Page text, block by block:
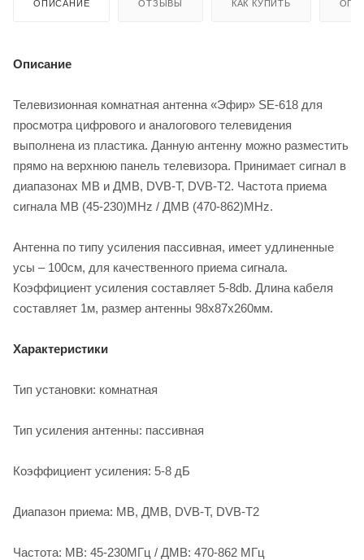
ОПИСАНИЕ ОТЗЫВЫ КАК КУПИТЬ
Описание
Телевизионная комнатная антенна «Эфир» SE-618 для
просмотра цифрового и аналогового телевидения
выполнена из пластика. Данную антенну можно разместить
прямо на верхнюю панель телевизора. Принимает сигнал в
диапазонах МВ и ДМВ, DVB-T, DVB-T2. Частота приема
сигнала МВ (45-230)MHz / ДМВ (470-862)MHz.
Антенна по типу усиления пассивная, имеет удлиненные
усы – 100см, для качественного приема сигнала.
Коэффициент усиления составляет 5-8db. Длина кабеля
составляет 1м, размер антенны 98х87х260мм.
Характеристики
Тип установки: комнатная
Тип усиления антенны: пассивная
Коэффициент усиления: 5-8 дБ
Диапазон приема: МВ, ДМВ, DVB-T, DVB-T2
Частота: МВ: 45-230МГц / ДМВ: 470-862 МГц